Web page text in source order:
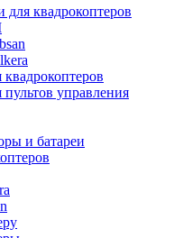
квадрокоптеров
управления
и батареи